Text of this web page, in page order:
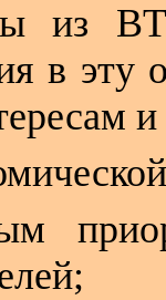
из
в